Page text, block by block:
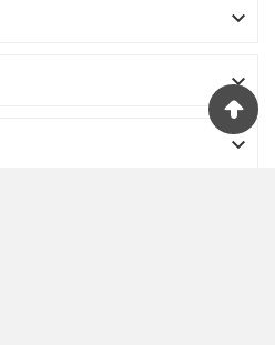


